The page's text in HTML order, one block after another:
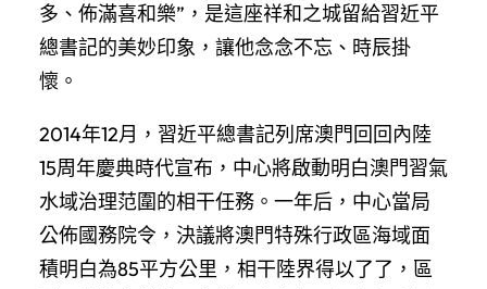
多、佈滿喜和樂”，是這座祥和之城留給習近平
總書記的美妙印象，讓他念念不忘、時辰掛
懷。
2014年12月，習近平總書記列席澳門回回內陸
15周年慶典時代宣布，中心將啟動明白澳門習氣
水域治理范圍的相干任務。一年后，中心當局
公佈國務院令，決議將澳門特殊行政區海域面
積明白為85平方公里，相干陸界得以了了，區